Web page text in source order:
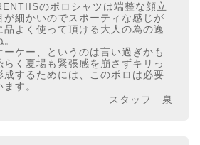
のポロシャツは端整な顔立
が細かいのでスポーティな感じが
品よく使って頂ける大人の為の逸
ーケー、というのは言い過ぎかも
らく夏場も緊張感を崩さずキリっ
成するためには、このポロは必要
す。
スタッフ 泉